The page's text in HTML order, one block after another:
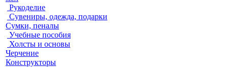
Рукоделие
Сувениры, одежда, подарки
Сумки, пеналы
Учебные пособия
Холсты и основы
Черчение
Конструкторы